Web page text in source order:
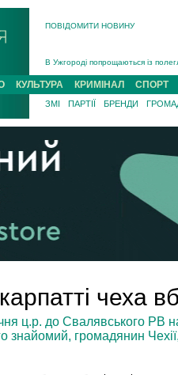
ПОВІДОМИТИ НОВИНУ
В Ужгороді попрощаються із
В Ужгороді 5 серпня
Підтвердили загибель
На війні з рф поліг військовий з
На Хустщині внаслідок ДТП за
Інструктора районного ТЦК на
КУЛЬТУРА КРИМІНАЛ СПОРТ
ЗМІ ПАРТІЇ БРЕНДИ
чеха
ц.р. до Свалявського РВ
громадянин